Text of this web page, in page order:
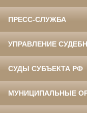
ПРЕСС-СЛУЖБА
УПРАВЛЕНИЕ
СУДЫ СУБЪЕКТА РФ
МУНИЦИПАЛЬНЫЕ